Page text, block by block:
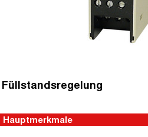
Füllstandsregelung
Hauptmerkmale